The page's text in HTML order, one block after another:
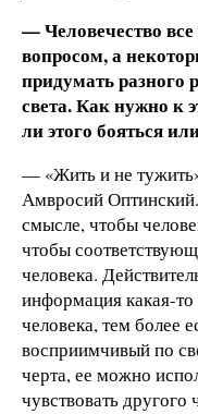
— Человечество все
вопросом, а
придумать разного
света. Как нужно к
ли этого бояться
— «Жить и не
Амвросий
смысле, чтобы
чтобы
человека.
информация какая-
человека, тем более
восприимчивый по
черта, ее можно
чувствовать